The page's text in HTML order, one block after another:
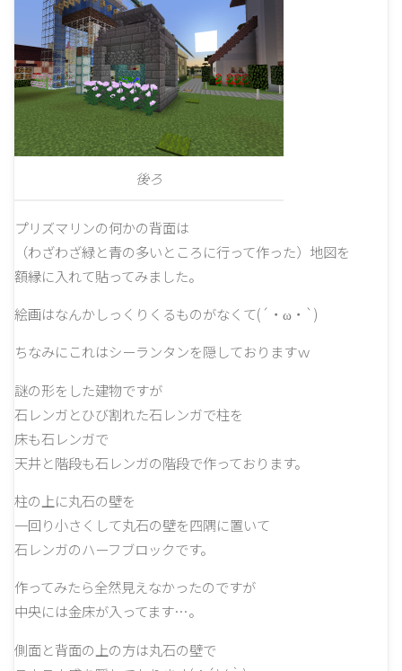
後ろ
プリズマリンの何かの背面は
（わざわざ緑と青の多いところに行って作った）地図を
額縁に入れて貼ってみました。
絵画はなんかしっくりくるものがなくて(´・ω・`)
ちなみにこれはシーランタンを隠しておりますｗ
謎の形をした建物ですが
石レンガとひび割れた石レンガで柱を
床も石レンガで
天井と階段も石レンガの階段で作っております。
柱の上に丸石の壁を
一回り小さくして丸石の壁を四隅に置いて
石レンガのハーフブロックです。
作ってみたら全然見えなかったのですが
中央には金床が入ってます…。
側面と背面の上の方は丸石の壁で